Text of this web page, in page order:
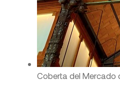
Coberta del Mercado